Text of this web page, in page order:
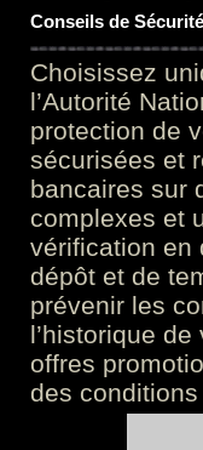
Conseils de
Choisissez
l’Autorité
protection de
sécurisées et
bancaires sur
complexes et
vérification en
dépôt et de
prévenir les
l’historique
offres
des